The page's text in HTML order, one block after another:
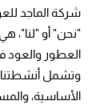
شركة الماجد
"نحن" أو "لنا"،
العطور والعود
وتشمل أنشطتنا
الأساسية،